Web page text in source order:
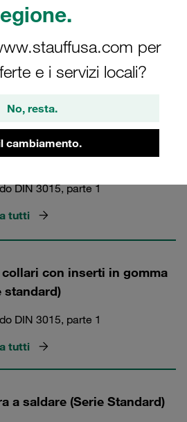
per
e i servizi locali?
No, resta.
cambiamento.
testa incassata (Serie
DIN 3015, parte 1
tutti
in gomma (Serie Standard)
DIN 3015, parte 1
tutti
con inserti in gomma
standard)
DIN 3015, parte 1
tutti
a saldare (Serie Standard)